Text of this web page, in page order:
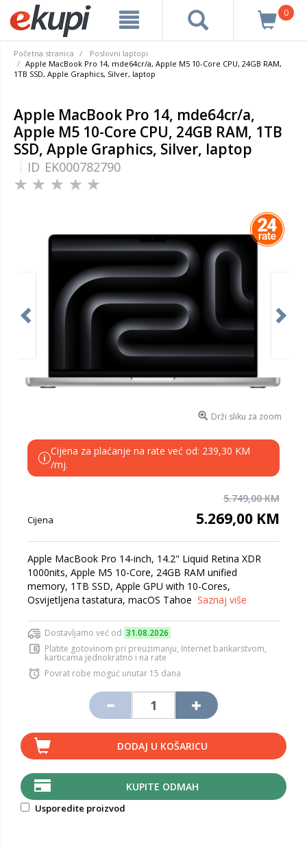
0
Početna stranica
Poslovni laptopi
Apple MacBook Pro 14, mde64cr/a, Apple M5 10-Core CPU, 24GB RAM,
1TB SSD, Apple Graphics, Silver, laptop
Apple MacBook Pro 14, mde64cr/a,
Apple M5 10-Core CPU, 24GB RAM, 1TB
SSD, Apple Graphics, Silver, laptop
ID EK000782790
Drži sliku za zoom
i
Cijena za plaćanje na rate već od: 239,30 KM
/mj.
5.749,00 KM
Cijena 5.269,00 KM
Apple MacBook Pro 14-inch, 14.2" Liquid Retina XDR
1000nits, Apple M5 10-Core, 24GB RAM unified
memory, 1TB SSD, Apple GPU with 10-Cores,
Osvijetljena tastatura, macOS Tahoe Saznaj više
Dostavljamo već od 31.08.2026
Platite gotovinom pri preuzimanju, Internet bankarstvom,
karticama jednokratno i na rate
Povrat robe moguć unutar 15 dana
DODAJ U KOŠARICU
KUPITE ODMAH
Usporedite proizvod